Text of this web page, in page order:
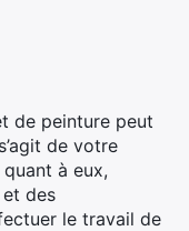
de peinture peut
de votre
à eux,
des
le travail de